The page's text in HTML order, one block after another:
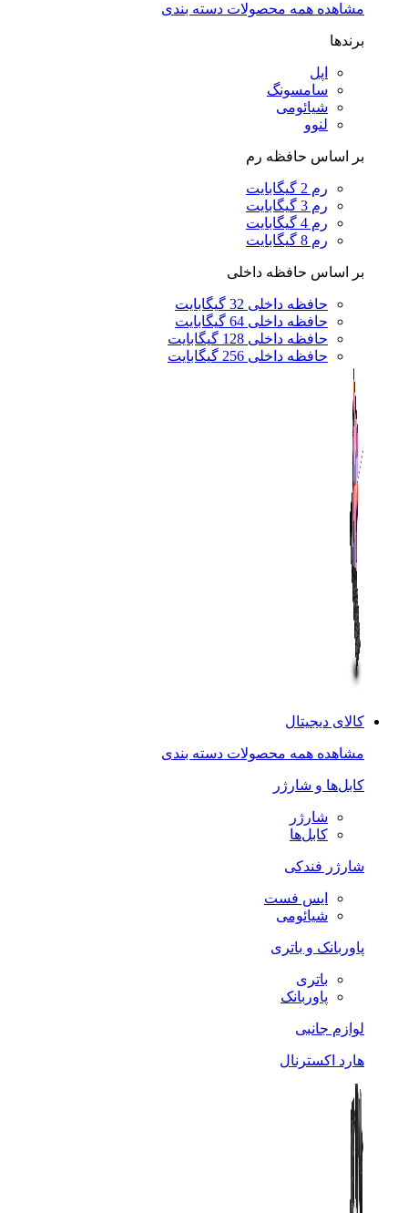
مشاهده همه محصولات دسته بندی
برندها
اپل
سامسونگ
شیائومی
لنوو
بر اساس حافظه رم
رم 2 گیگابایت
رم 3 گیگابایت
رم 4 گیگابایت
رم 8 گیگابایت
بر اساس حافظه داخلی
حافظه داخلی 32 گیگابایت
حافظه داخلی 64 گیگابایت
حافظه داخلی 128 گیگابایت
حافظه داخلی 256 گیگابایت
کالای دیجیتال
مشاهده همه محصولات دسته بندی
کابل‌ها و شارژر
شارژر
کابل‌ها
شارژر فندکی
ایس فست
شیائومی
پاوربانک و باتری
باتری
پاوربانک
لوازم جانبی
هارد اکسترنال